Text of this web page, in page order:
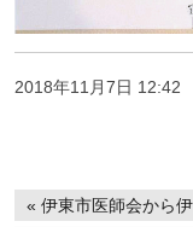
2018年11月7日 12:42
« 伊東市医師会から